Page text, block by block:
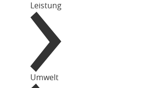
Leistung
Umwelt